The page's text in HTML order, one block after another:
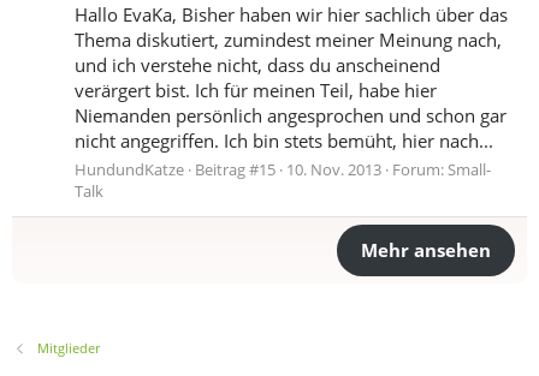
Hallo EvaKa, Bisher haben wir hier sachlich über das
Thema diskutiert, zumindest meiner Meinung nach,
und ich verstehe nicht, dass du anscheinend
verärgert bist. Ich für meinen Teil, habe hier
Niemanden persönlich angesprochen und schon gar
nicht angegriffen. Ich bin stets bemüht, hier nach...
HundundKatze Beitrag #15 10. Nov. 2013 Forum:Small-
Talk
Mehr ansehen
Mitglieder